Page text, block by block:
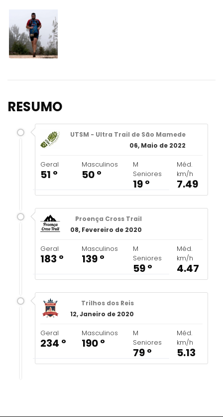
RESUMO
UTSM - Ultra Trail de São Mamede
06, Maio de 2022
Geral
51 º
Masculinos
50 º
M
Seniores
19 º
Méd.
km/h
7.49
Proença Cross Trail
08, Fevereiro de 2020
Geral
183 º
Masculinos
139 º
M
Seniores
59 º
Méd.
km/h
4.47
Trilhos dos Reis
12, Janeiro de 2020
Geral
234 º
Masculinos
190 º
M
Seniores
79 º
Méd.
km/h
5.13